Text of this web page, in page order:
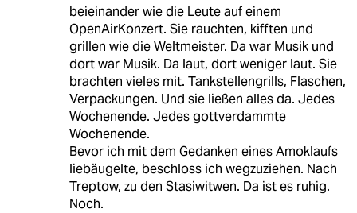
beieinander wie die Leute auf einem
OpenAirKonzert. Sie rauchten, kifften und
grillen wie die Weltmeister. Da war Musik und
dort war Musik. Da laut, dort weniger laut. Sie
brachten vieles mit. Tankstellengrills, Flaschen,
Verpackungen. Und sie ließen alles da. Jedes
Wochenende. Jedes gottverdammte
Wochenende.
Bevor ich mit dem Gedanken eines Amoklaufs
liebäugelte, beschloss ich wegzuziehen. Nach
Treptow, zu den Stasiwitwen. Da ist es ruhig.
Noch.